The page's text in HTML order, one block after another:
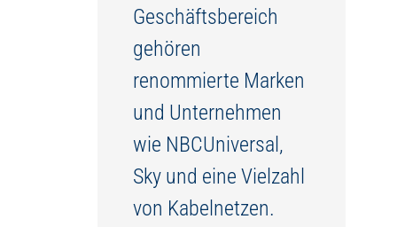
Geschäftsbereich
gehören
renommierte Marken
und Unternehmen
wie NBCUniversal,
Sky und eine Vielzahl
von Kabelnetzen.